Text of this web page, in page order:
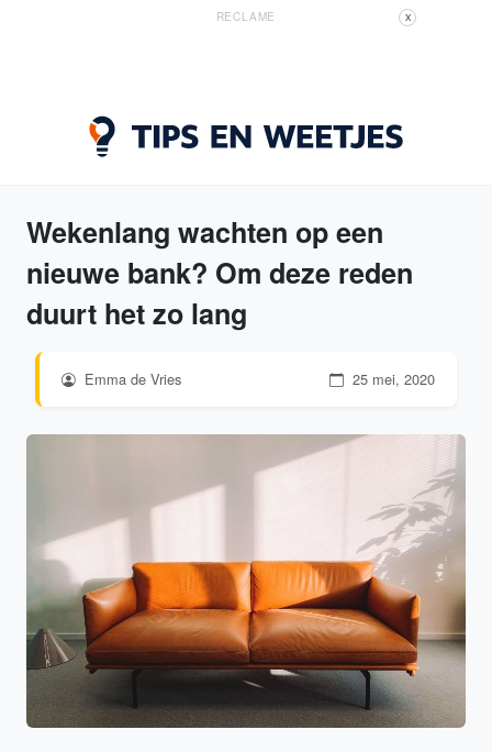
RECLAME X
Wekenlang wachten op een
nieuwe bank? Om deze reden
duurt het zo lang
Emma de Vries 25 mei, 2020